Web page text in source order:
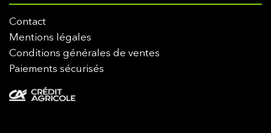
Contact
Mentions légales
Conditions générales de ventes
Paiements sécurisés